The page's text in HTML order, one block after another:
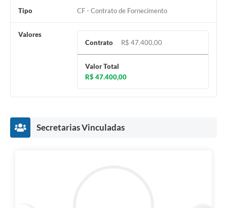
Tipo CF - Contrato de Fornecimento
Valores
Contrato
R$ 47.400,00
Valor Total
R$ 47.400,00
Secretarias Vinculadas